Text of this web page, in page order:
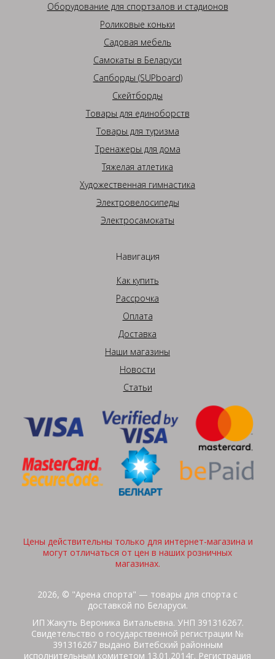
Оборудование для спортзалов и стадионов
Роликовые коньки
Садовая мебель
Самокаты в Беларуси
Сапборды (SUPboard)
Скейтборды
Товары для единоборств
Товары для туризма
Тренажеры для дома
Тяжелая атлетика
Художественная гимнастика
Электровелосипеды
Электросамокаты
Навигация
Как купить
Рассрочка
Оплата
Доставка
Наши магазины
Новости
Статьи
Цены действительны только для интернет-магазина и
могут отличаться от цен в наших розничных
магазинах.
2026, © "Арена спорта" — товары для спорта с
доставкой по Беларуси.
ИП Жакуть Вероника Витальевна. УНП 391316267.
Свидетельство о государственной регистрации №
391316267 выдано Витебский районным
исполнительным комитетом 13.01.2014г. Регистрация